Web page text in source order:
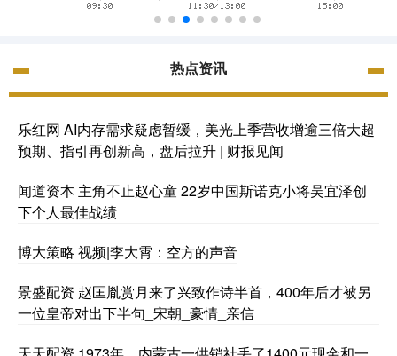
热点资讯
乐红网 AI内存需求疑虑暂缓，美光上季营收增逾三倍大超
预期、指引再创新高，盘后拉升 | 财报见闻
闻道资本 主角不止赵心童 22岁中国斯诺克小将吴宜泽创
下个人最佳战绩
博大策略 视频|李大霄：空方的声音
景盛配资 赵匡胤赏月来了兴致作诗半首，400年后才被另
一位皇帝对出下半句_宋朝_豪情_亲信